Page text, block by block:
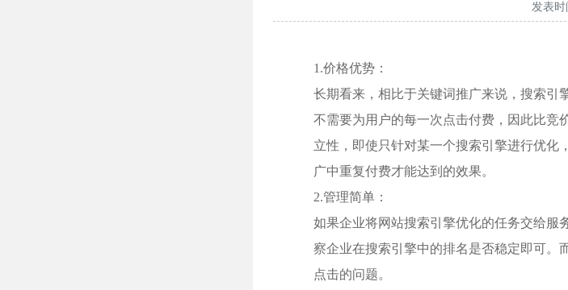
发表时
1.价格优势：
长期看来，相比于关键词推广来说，搜索引
不需要为用户的每一次点击付费，因此比竞
立性，即使只针对某一个搜索引擎进行优化
广中重复付费才能达到的效果。
2.管理简单：
如果企业将网站搜索引擎优化的任务交给服
察企业在搜索引擎中的排名是否稳定即可。
点击的问题。